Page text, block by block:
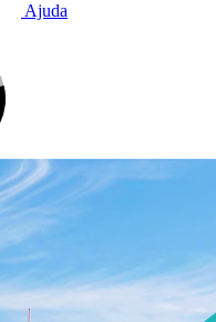
Ajuda